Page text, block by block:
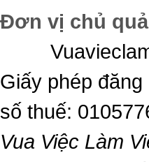
Đơn vị chủ
Vuavieclam
Giấy phép
số thuế:
Vua Việc Làm